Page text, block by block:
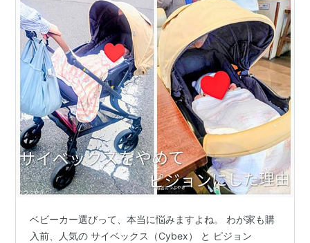
ベビーカー選びって、本当に悩みますよね。 わが家も購
入前、人気の サイベックス（Cybex） と ピジョン